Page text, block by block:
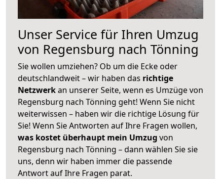
Unser Service für Ihren Umzug
von Regensburg nach Tönning
Sie wollen umziehen? Ob um die Ecke oder
deutschlandweit – wir haben das richtige
Netzwerkan unserer Seite, wenn es Umzüge von
Regensburg nach Tönning geht! Wenn Sie nicht
weiterwissen – haben wir die richtige Lösung für
Sie! Wenn Sie Antworten auf Ihre Fragen wollen,
was kostet überhaupt mein Umzug von
Regensburg nach Tönning – dann wählen Sie sie
uns, denn wir haben immer die passende
Antwort auf Ihre Fragen parat.